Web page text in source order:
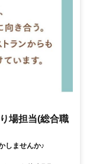
場担当(総合職
しませんか♪